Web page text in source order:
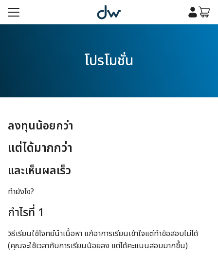
Skip
เรา
โปรโมชั่น
ลงทุนน้อยกว่า
แต่ได้มากกว่า
และเห็นผลเร็ว
ทำยังไง?
กำไรที่ 1
วิธีเรียนใช้โจทย์นำเนื้อหา แก้อาการเรียนเข้าใจแต่ทำข้อสอบไม่ได้
(คุณจะใช้เวลากับการเรียนน้อยลง แต่ได้คะแนนสอบมากขึ้น)